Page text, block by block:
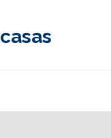
casas